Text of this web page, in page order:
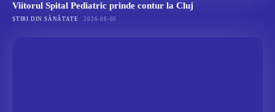
Viitorul Spital Pediatric prinde contur la Cluj
ȘTIRI DIN SĂNĂTATE 2026-08-05